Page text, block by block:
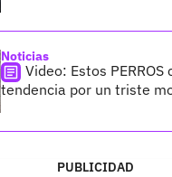
Noticias
Video: Estos PERROS
tendencia por un triste
PUBLICIDAD